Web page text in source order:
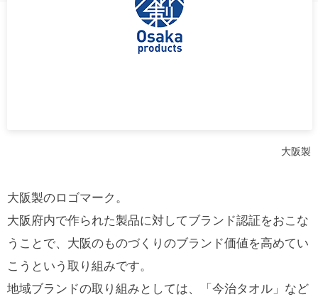
大阪製
大阪製のロゴマーク。
大阪府内で作られた製品に対してブランド認証をおこな
うことで、大阪のものづくりのブランド価値を高めてい
こうという取り組みです。
地域ブランドの取り組みとしては、「今治タオル」など